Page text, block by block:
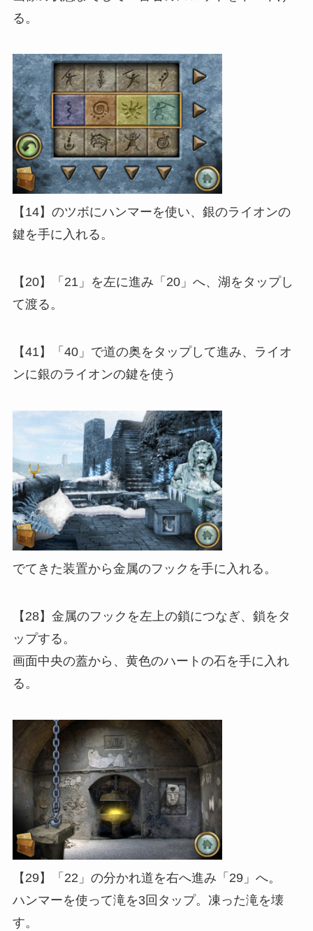
る。
【14】のツボにハンマーを使い、銀のライオンの
鍵を手に入れる。
【20】「21」を左に進み「20」へ、湖をタップし
て渡る。
【41】「40」で道の奥をタップして進み、ライオ
ンに銀のライオンの鍵を使う
でてきた装置から金属のフックを手に入れる。
【28】金属のフックを左上の鎖につなぎ、鎖をタ
ップする。
画面中央の蓋から、黄色のハートの石を手に入れ
る。
【29】「22」の分かれ道を右へ進み「29」へ。
ハンマーを使って滝を3回タップ。凍った滝を壊
す。